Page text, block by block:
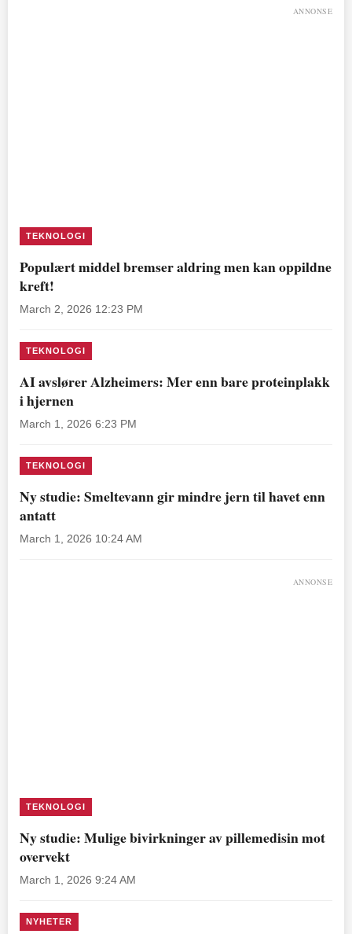
ANNONSE
TEKNOLOGI
Populært middel bremser aldring men kan oppildne
kreft!
March 2, 2026 12:23 PM
TEKNOLOGI
AI avslører Alzheimers: Mer enn bare proteinplakk
i hjernen
March 1, 2026 6:23 PM
TEKNOLOGI
Ny studie: Smeltevann gir mindre jern til havet enn
antatt
March 1, 2026 10:24 AM
ANNONSE
TEKNOLOGI
Ny studie: Mulige bivirkninger av pillemedisin mot
overvekt
March 1, 2026 9:24 AM
NYHETER